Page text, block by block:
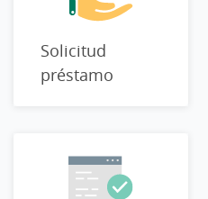
Solicitud
préstamo